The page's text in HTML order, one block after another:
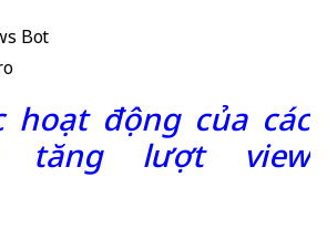
Bot
hoạt động của các
tăng lượt view